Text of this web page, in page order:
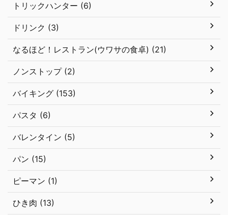
トリックハンター (6)
ドリンク (3)
なるほど！レストラン(ウワサの食卓) (21)
ノンストップ (2)
バイキング (153)
パスタ (6)
バレンタイン (5)
パン (15)
ピーマン (1)
ひき肉 (13)